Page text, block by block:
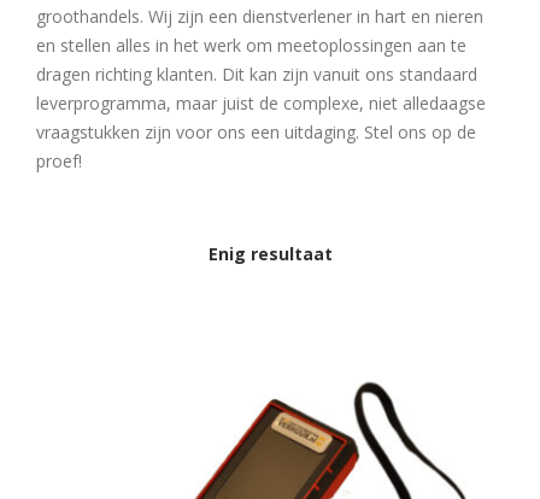
groothandels. Wij zijn een dienstverlener in hart en nieren
en stellen alles in het werk om meetoplossingen aan te
dragen richting klanten. Dit kan zijn vanuit ons standaard
leverprogramma, maar juist de complexe, niet alledaagse
vraagstukken zijn voor ons een uitdaging. Stel ons op de
proef!
Enig resultaat